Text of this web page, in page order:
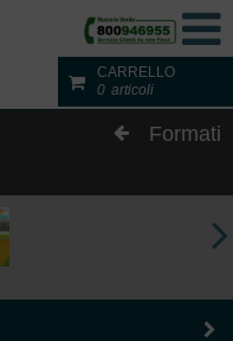
CARRELLO
0 articoli
Formati